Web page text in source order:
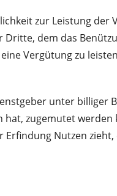
zur Leistung
dem das
Vergütung zu
unter
zugemutet
Nutzen